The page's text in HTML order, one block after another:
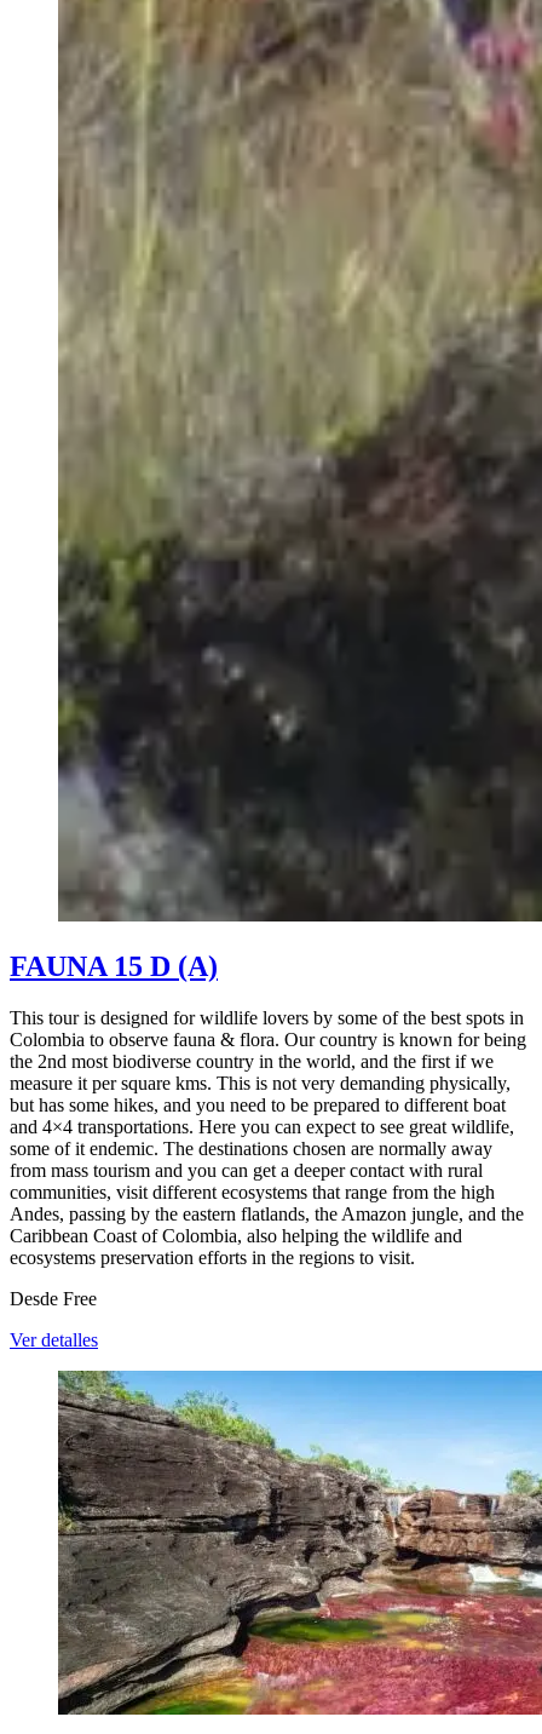
FAUNA 15 D (A)
This tour is designed for wildlife lovers by some of the best spots in
Colombia to observe fauna & flora. Our country is known for being
the 2nd most biodiverse country in the world, and the first if we
measure it per square kms. This is not very demanding physically,
but has some hikes, and you need to be prepared to different boat
and 4×4 transportations. Here you can expect to see great wildlife,
some of it endemic. The destinations chosen are normally away
from mass tourism and you can get a deeper contact with rural
communities, visit different ecosystems that range from the high
Andes, passing by the eastern flatlands, the Amazon jungle, and the
Caribbean Coast of Colombia, also helping the wildlife and
ecosystems preservation efforts in the regions to visit.
Desde Free
Ver detalles